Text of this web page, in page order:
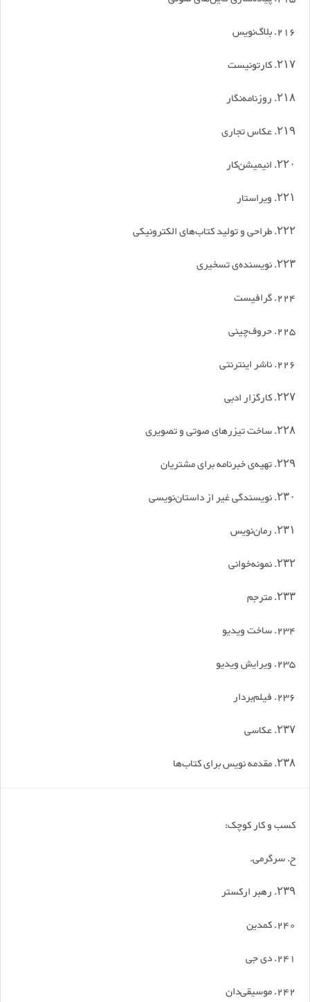
216. بلاگ‌نویس
۲۱۷. کارتونیست
۲۱۸. روزنامه‌نگار
۲۱۹. عکاس تجاری
۲۲۰. انیمیشن‌کار
۲۲۱. ویراستار
۲۲۲. طراحی و تولید کتاب‌های الکترونیکی
۲۲۳. نویسنده‌ی تسخیری
224. گرافیست
225. حروف‌چینی
226. ناشر اینترنتی
۲۲۷. کارگزار ادبی
۲۲۸. ساخت تیزرهای صوتی و تصویری
۲۲۹. تهیه‌ی خبرنامه برای مشتریان
۲۳۰. نویسندگی غیر از داستان‌نویسی
۲۳۱. رمان‌نویس
۲۳۲. نمونه‌خوانی
۲۳۳. مترجم
234. ساخت ویدیو
235. ویرایش ویدیو
236. فیلم‌بردار
۲۳۷. عکاسی
۲۳۸. مقدمه نویس برای کتاب‌ها
کسب و کار کوچک:
ح. سرگرمی.
۲۳۹. رهبر ارکستر
240. کمدین
241. دی جی
242. موسیقی‌دان